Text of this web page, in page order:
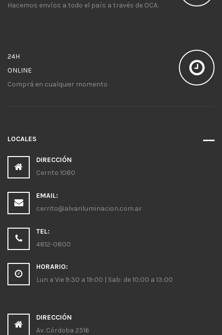
Hacemos envíos a todo el país a través de OCA.
24H
ONLINE
Comprá en cualquier momento
LOCALES
DIRECCIÓN
Cerrito 1080
EMAIL:
cerrito@alvariluminacion.com.ar
TEL:
4812-0800
HORARIO:
Lun a Vie 9:30 a 19:00 | Sab: de 10:00 a 13:00
DIRECCIÓN
Av. Córdoba 2516